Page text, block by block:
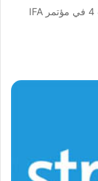
بعد أن كشفت شركة سامسونج عن الجالكسي نوت 4 في مؤتمر IFA